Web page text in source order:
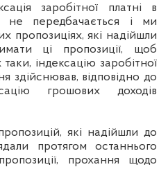
заробітної платні в
не передбачається і ми
пропозиціях, які надійшли
ці пропозиції, щоб
індексацію заробітної
здійснював, відповідно до
грошових доходів
які надійшли до
протягом останнього
прохання щодо